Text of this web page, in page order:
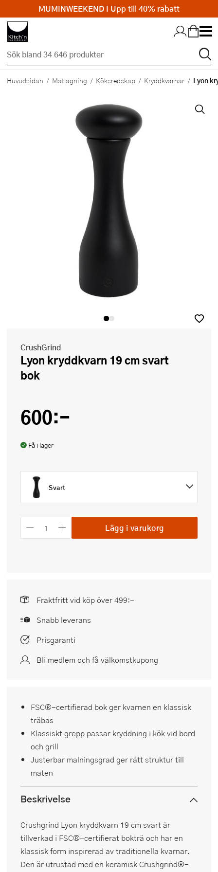
Hopp till huvudinnehållet
Huvudsidan Matlagning Köksredskap Kryddkvarnar Lyon
CrushGrind
Lyon kryddkvarn 19 cm svart
bok
600:-
Få i lager
Svart
Lägg i varukorg
Fraktfritt vid köp över 499:-
Snabb leverans
Prisgaranti
Bli medlem och få välkomstkupong
FSC®-certifierad bok ger kvarnen en klassisk
träbas
Klassiskt grepp passar kryddning i kök vid bord
och grill
Justerbar malningsgrad ger rätt struktur till
maten
Beskrivelse
Crushgrind Lyon kryddkvarn 19 cm svart är
tillverkad i FSC®-certifierat bokträ och har en
klassisk form inspirerad av traditionella kvarnar.
Den är utrustad med en keramisk Crushgrind®-
MUMINWEEKEND I Upp till 40% rabatt